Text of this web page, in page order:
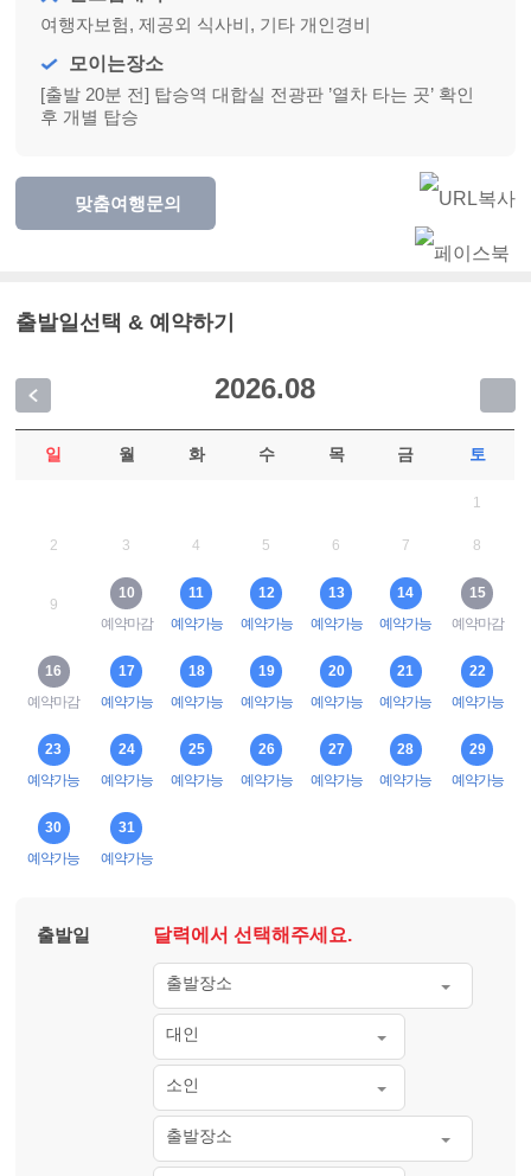
여행자보험, 제공외 식사비, 기타 개인경비
모이는장소
[출발 20분 전] 탑승역 대합실 전광판 ’열차 타는 곳’ 확인
후 개별 탑승
맞춤여행문의
출발일선택 & 예약하기
2026.08
일 월 화 수 목 금 토
1
2 3 4 5 6 7 8
9
10
예약마감
11
예약가능
12
예약가능
13
예약가능
14
예약가능
15
예약마감
16
예약마감
17
예약가능
18
예약가능
19
예약가능
20
예약가능
21
예약가능
22
예약가능
23
예약가능
24
예약가능
25
예약가능
26
예약가능
27
예약가능
28
예약가능
29
예약가능
30
예약가능
31
예약가능
출발일 달력에서 선택해주세요.
출발장소
대인
소인
출발장소